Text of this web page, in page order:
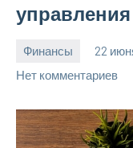
Финансы 22
Нет комментариев